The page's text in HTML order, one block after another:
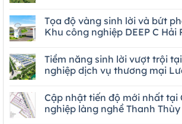
Tọa độ vàng sinh lời và bứt
Khu công nghiệp DEEP C Hải
Tiềm năng sinh lời vượt trội
nghiệp dịch vụ thương mại
Cập nhật tiến độ mới nhất tại
nghiệp làng nghề Thanh